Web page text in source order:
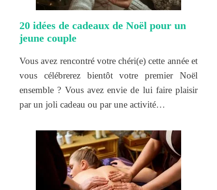
20 idées de cadeaux de Noël pour un
jeune couple
Vous avez rencontré votre chéri(e) cette année et
vous célébrerez bientôt votre premier Noël
ensemble ? Vous avez envie de lui faire plaisir
par un joli cadeau ou par une activité…